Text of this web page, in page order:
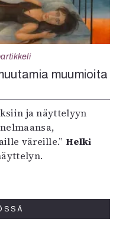
muumioita
ja näyttelyyn
väreille.”Helki